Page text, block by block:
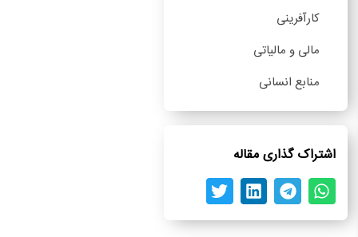
کارآفرینی
مالی و مالیاتی
منابع انسانی
اشتراک گذاری مقاله